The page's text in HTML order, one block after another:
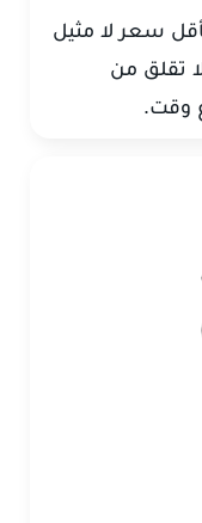
سعر لا مثيل
تقلق من
وقت.